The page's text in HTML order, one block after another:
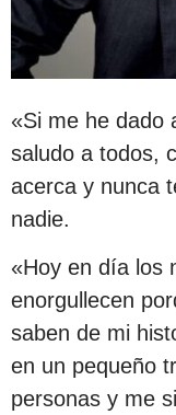
«Si me he dado
saludo a todos,
acerca y nunca
nadie.
«Hoy en día los
enorgullecen
saben de mi
en un pequeño
personas y me